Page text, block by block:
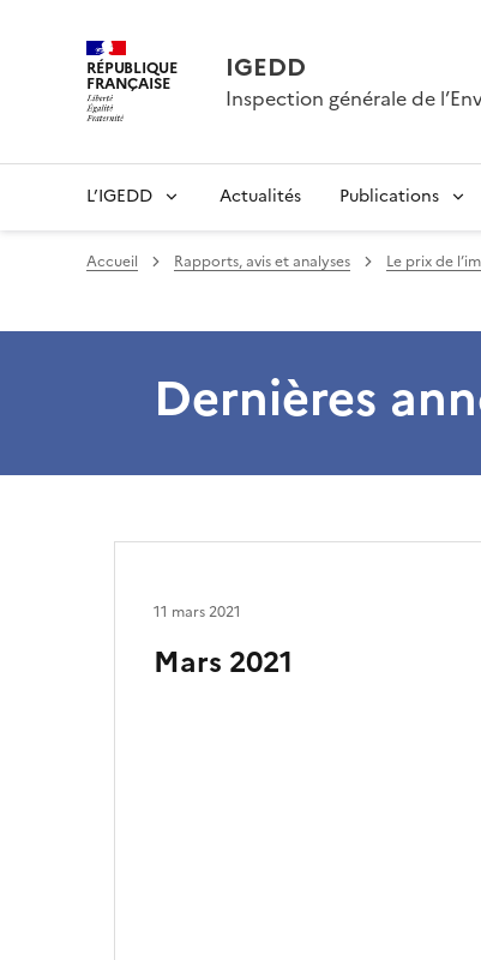
RÉPUBLIQUE
FRANÇAISE IGEDD
Inspection générale de
L’IGEDD Actualités Publications
Accueil Rapports, avis et analyses Le prix de
Dernières
Mars 2021
11 mars 2021